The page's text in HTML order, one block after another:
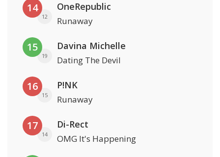
14
12
OneRepublic
Runaway
15
19
Davina Michelle
Dating The Devil
16
15
P!NK
Runaway
17
14
Di-Rect
OMG It's Happening